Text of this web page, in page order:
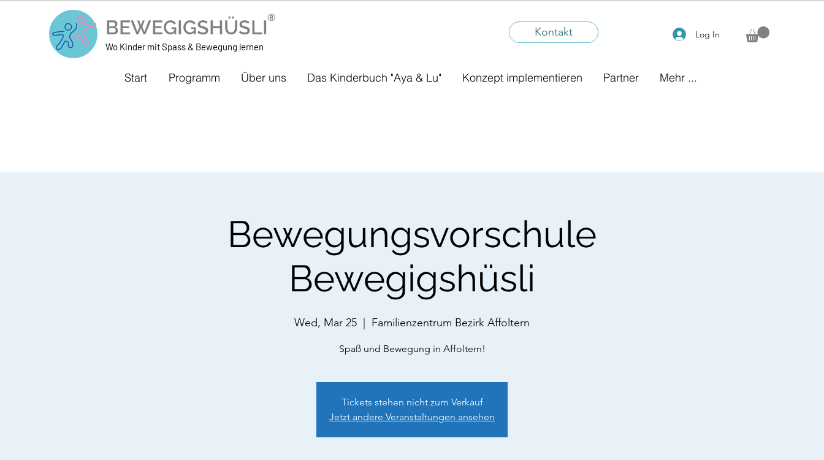
®
BEWEGIGSHÜSLI
Wo Kinder mit Spass & Bewegung lernen
Kontakt Log In
Start Programm Über uns Das Kinderbuch "Aya & Lu" Konzept implementieren Partner Mehr ...
Bewegungsvorschule
Bewegigshüsli
Wed, Mar 25 Familienzentrum Bezirk Affoltern
Spaß und Bewegung in Affoltern!
Tickets stehen nicht zum Verkauf
Jetzt andere Veranstaltungen ansehen